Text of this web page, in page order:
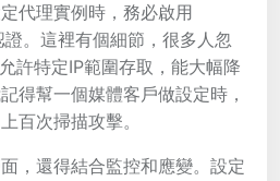
代理實例時，務必啟用
。這裡有個細節，很多人忽
特定IP範圍存取，能大幅降
得幫一個媒體客戶做設定時，
百次掃描攻擊。
，還得結合監控和應變。設定